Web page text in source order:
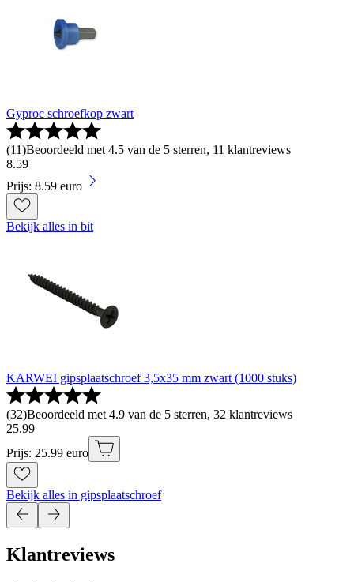
Gyproc schroefkop zwart
(11)Beoordeeld met 4.5 van de 5 sterren, 11 klantreviews
8.59
Prijs: 8.59 euro
Bekijk alles in bit
KARWEI gipsplaatschroef 3,5x35 mm zwart (1000 stuks)
(32)Beoordeeld met 4.9 van de 5 sterren, 32 klantreviews
25.99
Prijs: 25.99 euro
Bekijk alles in gipsplaatschroef
Klantreviews